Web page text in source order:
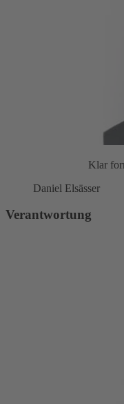
Klar
Daniel Elsässer
Verantwortung